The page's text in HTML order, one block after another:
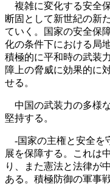
複雑に変化する安全
断固として新世紀の新
ていく。国家の安全保
化の条件下における局
積極的に平和時の武装
障上の脅威に効果的に
せる。
中国の武装力の多様
堅持する。
‐国家の主権と安全を
展を保障する。これは
り、また憲法と法律が
ある。積極防御の軍事